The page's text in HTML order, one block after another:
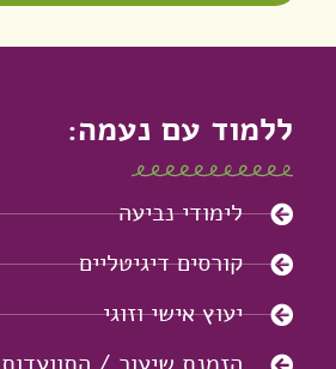
ללמוד עם נעמה:
לימודי נביעה
קורסים דיגיטליים
יעוץ אישי וזוגי